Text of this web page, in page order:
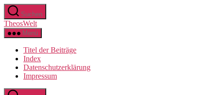
Zum
Inhalt
springen
Suchen
TheosWelt
Menü
Titel der Beiträge
Index
Datenschutzerklärung
Impressum